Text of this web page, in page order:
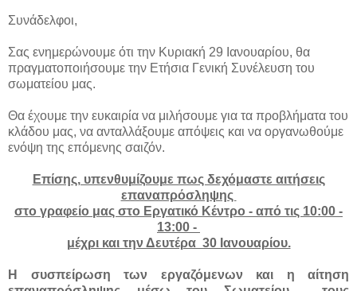
Συνάδελφοι,
Σας ενημερώνουμε ότι την Κυριακή 29 Ιανουαρίου, θα
πραγματοποιήσουμε την Ετήσια Γενική Συνέλευση του
σωματείου μας.
Θα έχουμε την ευκαιρία να μιλήσουμε για τα προβλήματα του
κλάδου μας, να ανταλλάξουμε απόψεις και να οργανωθούμε
ενόψη της επόμενης σαιζόν.
Επίσης, υπενθυμίζουμε πως δεχόμαστε αιτήσεις
επαναπρόσληψης
στο γραφείο μας στο Εργατικό Κέντρο - από τις 10:00 -
13:00 -
μέχρι και την Δευτέρα 30 Ιανουαρίου.
Η συσπείρωση των εργαζόμενων και η αίτηση